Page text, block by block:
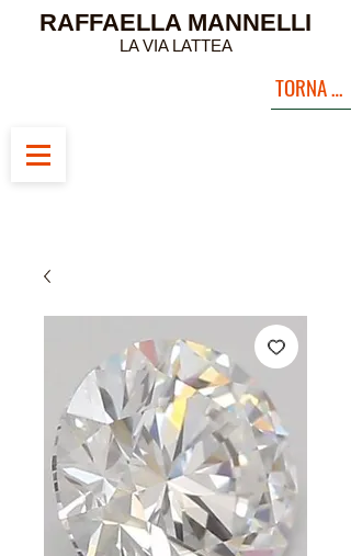
TORNA ALLA PAGINA INIZIALE
RAFFAELLA MANNELLI
LA VIA LATTEA